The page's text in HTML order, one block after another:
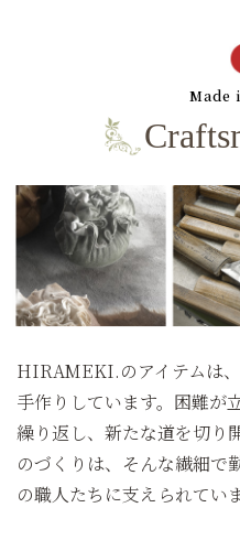
Made
HIRAMEKI.のアイテムは
手作りしています。困難が
繰り返し、新たな道を切
のづくりは、そんな繊細で
の職人たちに支えられていま